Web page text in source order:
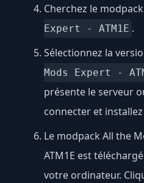
Cherchez le modpack
Expert - ATM1E .
Sélectionnez la
Mods Expert -
présente le serveur
connecter et installez
Le modpack All the
ATM1E est
votre ordinateur.